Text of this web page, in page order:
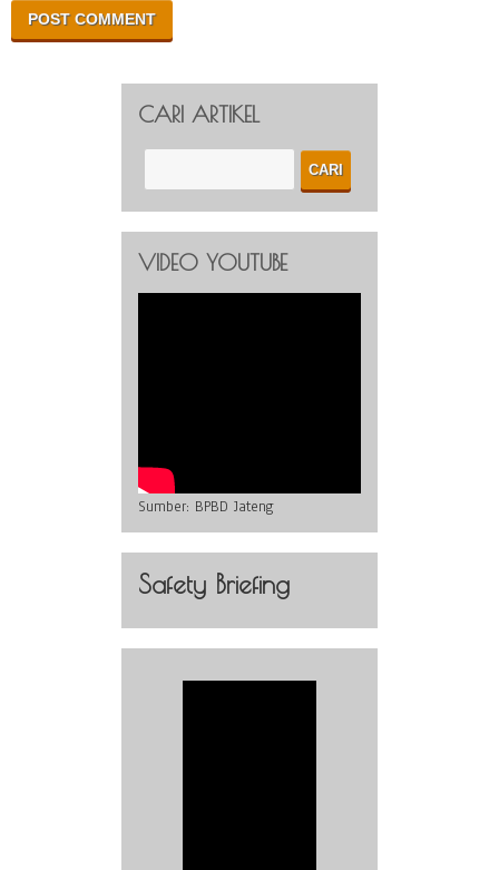
CARI ARTIKEL
VIDEO YOUTUBE
Sumber: BPBD Jateng
Safety Briefing